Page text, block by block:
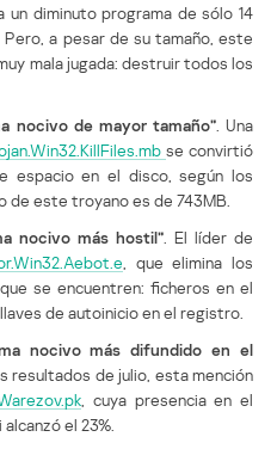
diminuto programa de sólo 14
. Pero, a pesar de su tamaño, este
mala jugada: destruir todos los
nocivo de mayor tamaño”. Una
se convirtió
espacio en el disco, según los
de este troyano es de 743MB.
nocivo más hostil” . El líder de
, que elimina los
se encuentren: ficheros en el
de autoinicio en el registro.
nocivo más difundido en el
resultados de julio, esta mención
, cuya presencia en el
el 23%.